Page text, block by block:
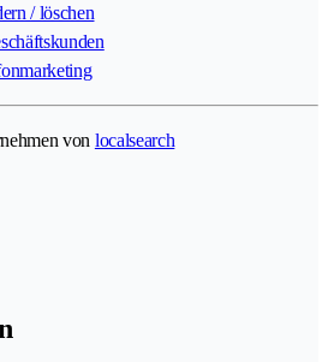
/ löschen
von localsearch